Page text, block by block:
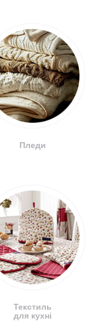
Пледи
Текстиль
для кухні